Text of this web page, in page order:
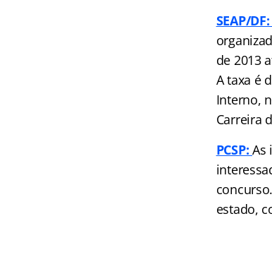
SEAP/DF:
de 2013
A taxa é
Interno,
Carreira
PCSP: As
estado,